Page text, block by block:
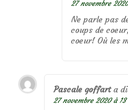
27 novembre
Ne parle pas
coups de
coeur! Où les
Pascale goffart a
27 novembre 2020 à 13